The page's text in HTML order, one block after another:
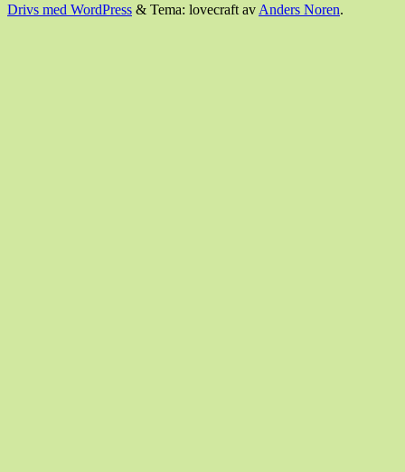
Drivs med WordPress & Tema: lovecraft av Anders Noren.